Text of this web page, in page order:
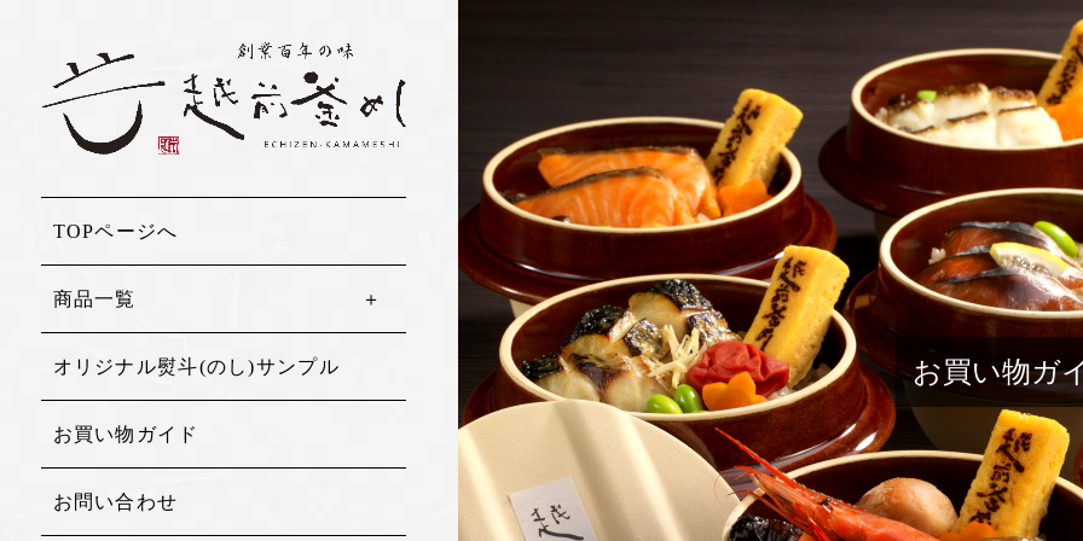
TOPページへ
商品一覧
オリジナル熨斗(のし)サンプル
お買い物ガイド
お問い合わせ
お買い物ガ